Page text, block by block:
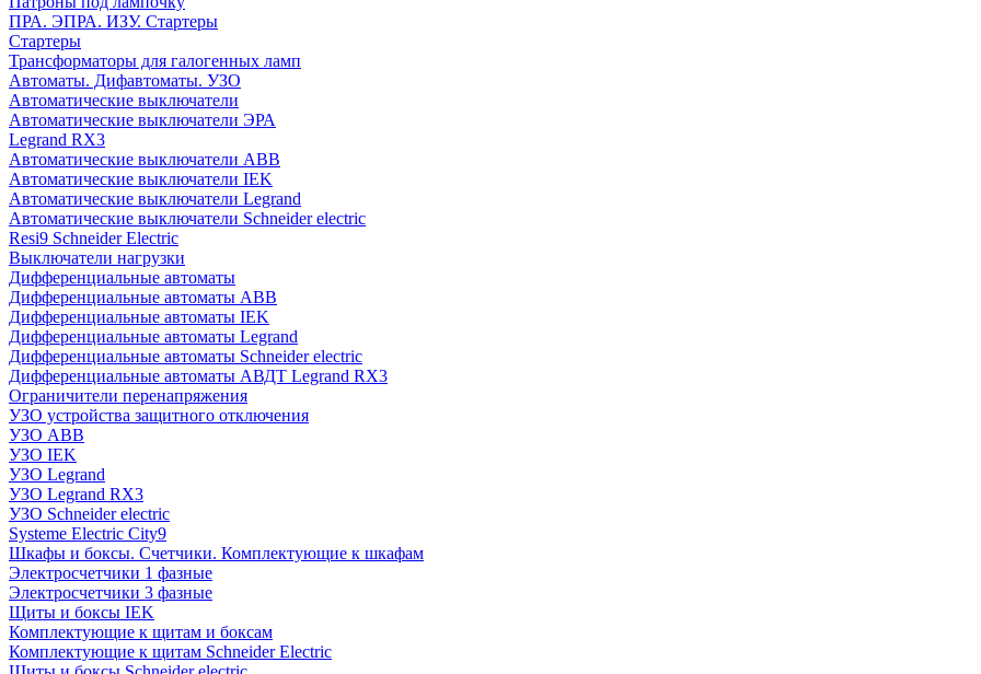
ПРА. ЭПРА. ИЗУ. Стартеры
Стартеры
Трансформаторы для галогенных ламп
Автоматы. Дифавтоматы. УЗО
Автоматические выключатели
Автоматические выключатели ЭРА
Legrand RX3
Автоматические выключатели ABB
Автоматические выключатели IEK
Автоматические выключатели Legrand
Автоматические выключатели Schneider electric
Resi9 Schneider Electric
Выключатели нагрузки
Дифференциальные автоматы
Дифференциальные автоматы ABB
Дифференциальные автоматы IEK
Дифференциальные автоматы Legrand
Дифференциальные автоматы Schneider electric
Дифференциальные автоматы АВДТ Legrand RX3
Ограничители перенапряжения
УЗО устройства защитного отключения
УЗО ABB
УЗО IEK
УЗО Legrand
УЗО Legrand RX3
УЗО Schneider electric
Systeme Electric City9
Шкафы и боксы. Счетчики. Комплектующие к шкафам
Электросчетчики 1 фазные
Электросчетчики 3 фазные
Щиты и боксы IEK
Комплектующие к щитам и боксам
Комплектующие к щитам Schneider Electric